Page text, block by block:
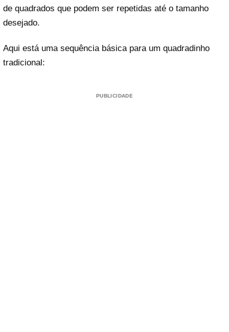
de quadrados que podem ser repetidas até o tamanho
desejado.
Aqui está uma sequência básica para um quadradinho
tradicional:
PUBLICIDADE